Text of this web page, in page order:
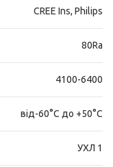
CREE Ins, Philips
80Ra
4100-6400
від-60°С до +50°С
УХЛ 1